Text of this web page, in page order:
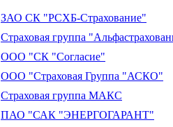
ЗАО СК "РСХБ-Страхование"
Страховая группа
ООО "СК "Согласие"
ООО "Страховая Группа "АСКО"
Страховая группа МАКС
ПАО "САК "ЭНЕРГОГАРАНТ"